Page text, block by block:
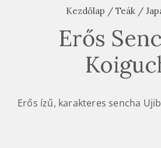
Kezdőlap / Teák/
Erős
Erős ízű, karakteres sencha